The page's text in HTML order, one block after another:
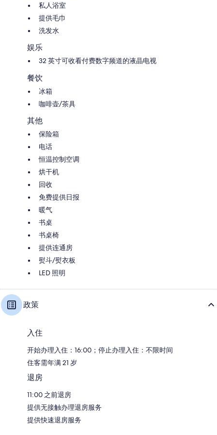
私人浴室
提供毛巾
洗发水
娱乐
32 英寸可收看付费数字频道的液晶电视
餐饮
冰箱
咖啡壶/茶具
其他
保险箱
电话
恒温控制空调
烘干机
回收
免费提供日报
暖气
书桌
书桌椅
提供连通房
熨斗/熨衣板
LED 照明
政策
入住
开始办理入住：16:00；停止办理入住：不限时间
住客需年满 21 岁
退房
11:00 之前退房
提供无接触办理退房服务
提供快速退房服务